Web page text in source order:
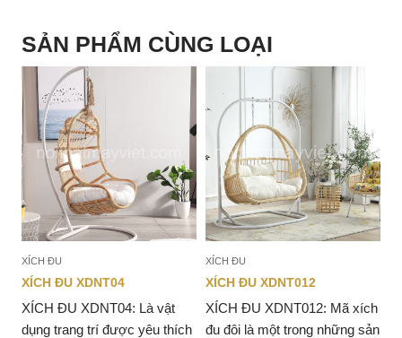
SẢN PHẨM CÙNG LOẠI
XÍCH ĐU
XÍCH ĐU XDNT04
XÍCH ĐU XDNT04: Là vật
dụng trang trí được yêu thích
XÍCH ĐU
XÍCH ĐU XDNT012
XÍCH ĐU XDNT012: Mã xích
đu đôi là một trong những sản